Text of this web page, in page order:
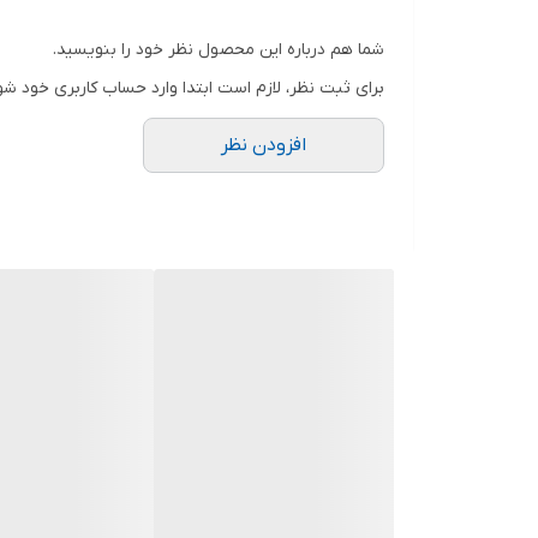
توجه توجه : دوستان عزیز لطفا در هنگام انتخاب
فقط تعویض سایز داریم
شما هم درباره این محصول نظر خود را بنویسید.
برای ثبت نظر، لازم است ابتدا وارد حساب کاربری خود
افزودن نظر